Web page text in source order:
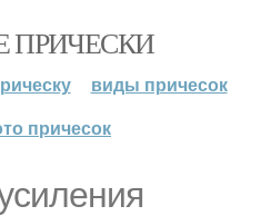
ПРИЧЕСКИ
виды причесок
причесок